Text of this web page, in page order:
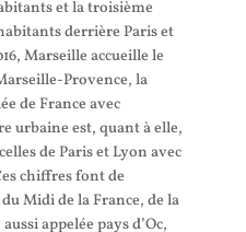
et la troisième
derrière Paris et
, Marseille accueille le
Provence, la
de France avec
urbaine est, quant à elle,
de Paris et Lyon avec
chiffres font de
Midi de la France, de la
appelée pays d’Oc,